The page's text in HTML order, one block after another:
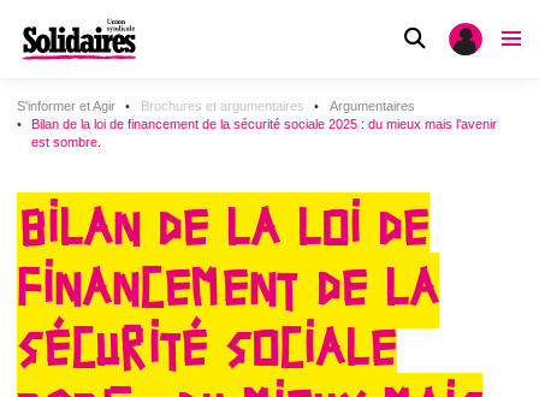
S'informer et Agir Brochures et argumentaires
Argumentaires
Bilan de la loi de financement de la sécurité sociale 2025 : du mieux mais l’avenir
est sombre.
BILAN DE LA LOI DE
FINANCEMENT DE LA
SÉCURITÉ SOCIALE